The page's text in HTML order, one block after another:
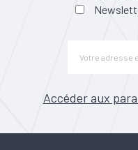
Accéder aux